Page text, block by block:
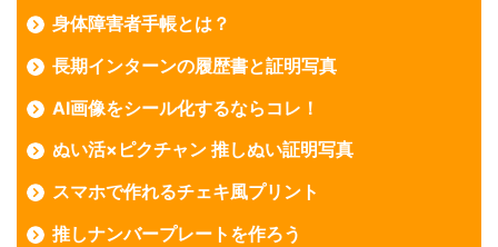
身体障害者手帳とは？
長期インターンの履歴書と証明写真
AI画像をシール化するならコレ！
ぬい活×ピクチャン 推しぬい証明写真
スマホで作れるチェキ風プリント
推しナンバープレートを作ろう